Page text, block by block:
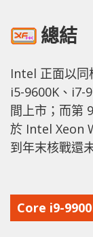
總結
Intel 正面以同
i5-9600K、i7-
間上市；而第
於 Intel Xeon
到年末核戰還
Core i9-